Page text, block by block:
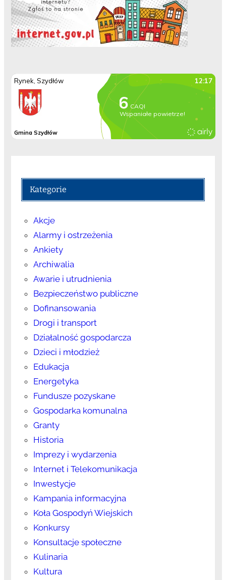
Kategorie
Akcje
Alarmy i ostrzeżenia
Ankiety
Archiwalia
Awarie i utrudnienia
Bezpieczeństwo publiczne
Dofinansowania
Drogi i transport
Działalność gospodarcza
Dzieci i młodzież
Edukacja
Energetyka
Fundusze pozyskane
Gospodarka komunalna
Granty
Historia
Imprezy i wydarzenia
Internet i Telekomunikacja
Inwestycje
Kampania informacyjna
Koła Gospodyń Wiejskich
Konkursy
Konsultacje społeczne
Kulinaria
Kultura